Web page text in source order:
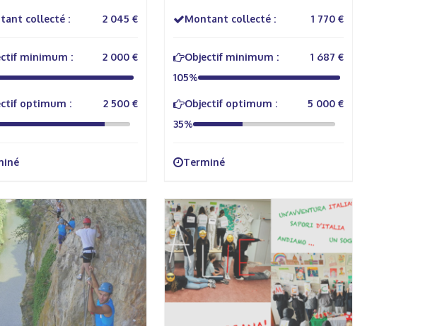
collecté : 2 045 €
minimum :
2 000 €
optimum :
2 500 €
Montant collecté : 1 770 €
Objectif minimum :
1 687 €
105%
Objectif optimum :
5 000 €
35%
Terminé